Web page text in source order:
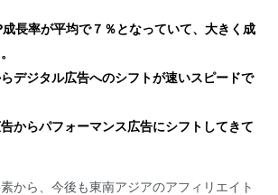
長率が平均で７％となっていて、大きく成
デジタル広告へのシフトが速いスピードで
からパフォーマンス広告にシフトしてきて
から、今後も東南アジアのアフィリエイト